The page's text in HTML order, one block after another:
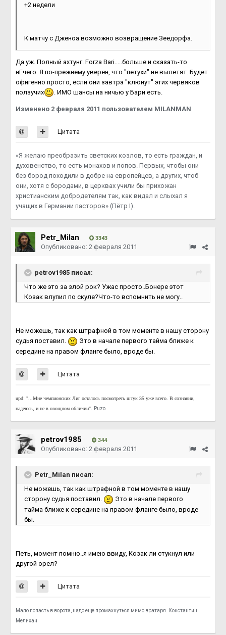
+2 недели
К матчу с Дженоа возможно возвращение Зеедорфа.
Да уж. Полный ахтунг. Forza Bari.....больше и сказать-то
нЕчего. Я по-прежнему уверен, что "петухи" не вылетят. Будет
офигенно просто, если они завтра "клюнут" этих червяков
ползучих
. ИМО шансы на ничью у Бари есть.
Изменено 2 февраля 2011 пользователем MILANMAN
Цитата
«Я желаю преобразить светских козлов, то есть граждан, и
духовенство, то есть монахов и попов. Первых, чтобы они
без бород походили в добре на европейцев, а других, чтоб
они, хотя с бородами, в церквах учили бы прихожан
христианским добродетелям так, как видал и слыхал я
учащих в Германии пасторов» (Пётр I).
Petr_Milan 3343
Опубликовано: 2 февраля 2011
petrov1985 писал:
Что же это за злой рок? Ужас просто..Бонере этот
Козак влупил по скуле?Что-то вспомнить не могу..
Не можешь, так как штрафной в том моменте в нашу сторону
судья поставил.
Это в начале первого тайма ближе к
середине на правом фланге было, вроде бы.
Цитата
upd: "...Мне чемпионских Лиг осталось посмотреть штук 35 уже всего. В сознании,
надеюсь, и не в овощном обличии".
Puzo
petrov1985 344
Опубликовано: 2 февраля 2011
Petr_Milan писал:
Не можешь, так как штрафной в том моменте в нашу
сторону судья поставил.
Это в начале первого
тайма ближе к середине на правом фланге было, вроде
бы.
Петь, момент помню..я имею ввиду, Козак ли стукнул или
другой орел?
Цитата
Мало попасть в ворота, надо еще промахнуться мимо вратаря. Константин
Мелихан